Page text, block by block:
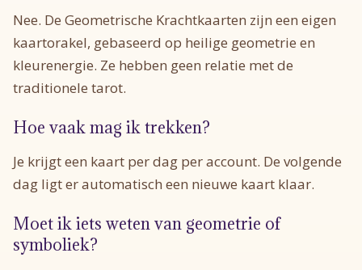
Nee. De Geometrische Krachtkaarten zijn een eigen
kaartorakel, gebaseerd op heilige geometrie en
kleurenergie. Ze hebben geen relatie met de
traditionele tarot.
Hoe vaak mag ik trekken?
Je krijgt een kaart per dag per account. De volgende
dag ligt er automatisch een nieuwe kaart klaar.
Moet ik iets weten van geometrie of
symboliek?